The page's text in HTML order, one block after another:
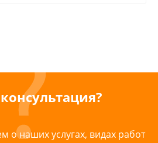
о наших услугах, видах работ